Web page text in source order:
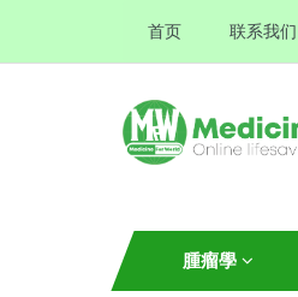
首页 联系我们
腫瘤學